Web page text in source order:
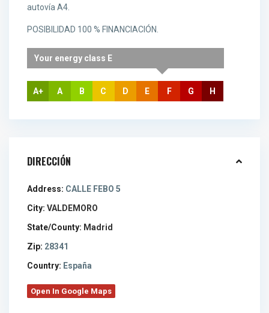
autovía A4.
POSIBILIDAD 100 % FINANCIACIÓN.
A+ A B C D
Your energy class E
E F G H
DIRECCIÓN
Address: CALLE FEBO 5
City: VALDEMORO
State/County: Madrid
Zip: 28341
Country: España
Open In Google Maps